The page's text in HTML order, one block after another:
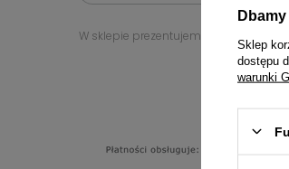
W sklepie prezentujemy ceny brutto (z
Sklep
dostępu
warunki